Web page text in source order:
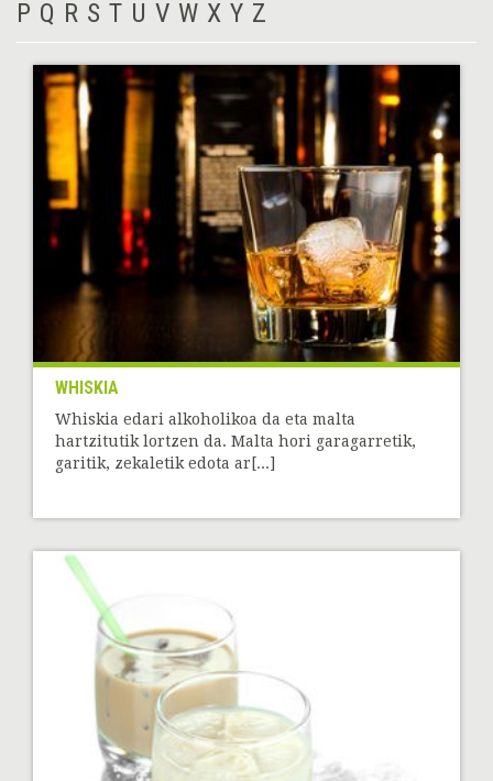
P Q R S T U V W X Y Z
WHISKIA
Whiskia edari alkoholikoa da eta malta
hartzitutik lortzen da. Malta hori garagarretik,
garitik, zekaletik edota ar[...]